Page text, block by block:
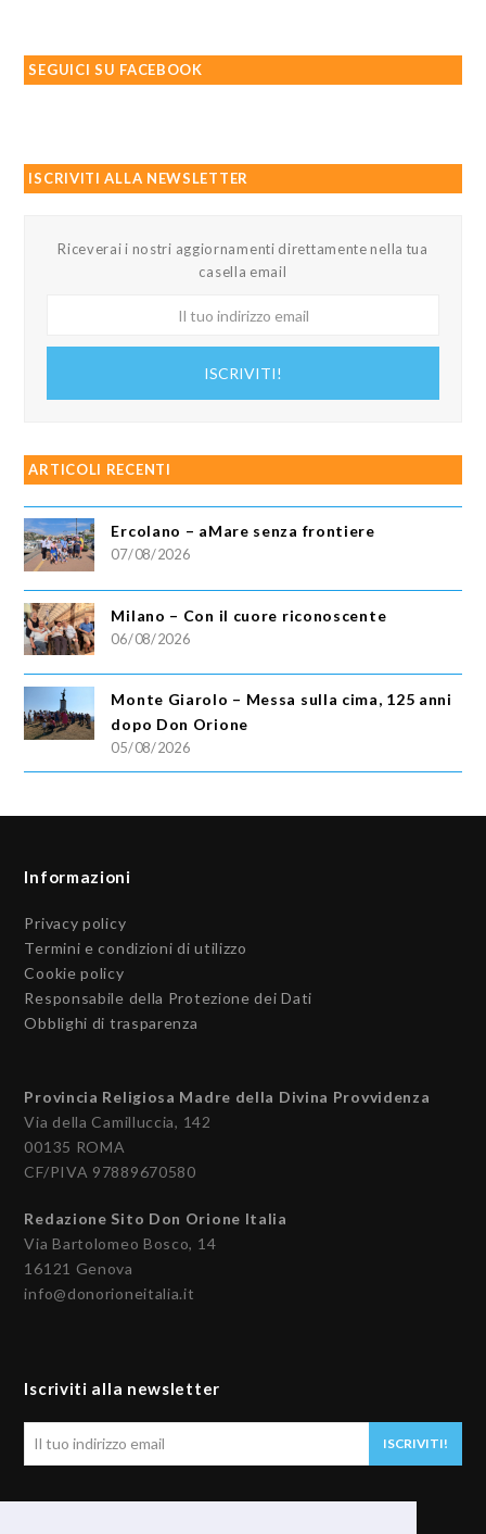
SEGUICI SU FACEBOOK
ISCRIVITI ALLA NEWSLETTER
Riceverai i nostri aggiornamenti direttamente nella tua
casella email
ISCRIVITI!
ARTICOLI RECENTI
Ercolano – aMare senza frontiere
07/08/2026
Milano – Con il cuore riconoscente
06/08/2026
Monte Giarolo – Messa sulla cima, 125 anni
dopo Don Orione
05/08/2026
Informazioni
Privacy policy
Termini e condizioni di utilizzo
Cookie policy
Responsabile della Protezione dei Dati
Obblighi di trasparenza
Provincia Religiosa Madre della Divina Provvidenza
Via della Camilluccia, 142
00135 ROMA
CF/PIVA 97889670580
Redazione Sito Don Orione Italia
Via Bartolomeo Bosco, 14
16121 Genova
info@donorioneitalia.it
Iscriviti alla newsletter
ISCRIVITI!